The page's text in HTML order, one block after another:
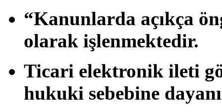
“Kanunlarda açıkça
olarak işlenmektedir.
Ticari elektronik ileti
hukuki sebebine